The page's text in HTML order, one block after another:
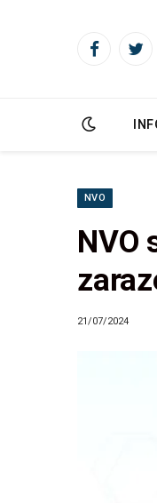
Facebook
NVO
NVO
21/07/2024